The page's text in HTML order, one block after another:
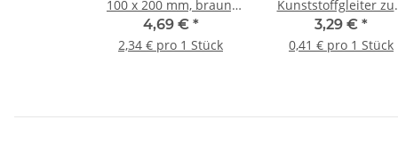
100 x 200 mm, braun,
selbstklebend, 2 Stück
4,69 € *
2,34 € pro 1 Stück
Kunststoffgleiter
Nageln, Ø 22 x 20
Kunststoff, Stahl,
3,29 € *
0,41 € pro 1 Stück